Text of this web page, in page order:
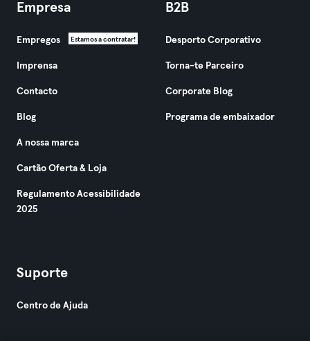
Empresa
Empregos Estamos a contratar!
Imprensa
Contacto
Blog
A nossa marca
Cartão Oferta & Loja
Regulamento Acessibilidade
2025
B2B
Desporto Corporativo
Torna-te Parceiro
Corporate Blog
Programa de embaixador
Suporte
Centro de Ajuda